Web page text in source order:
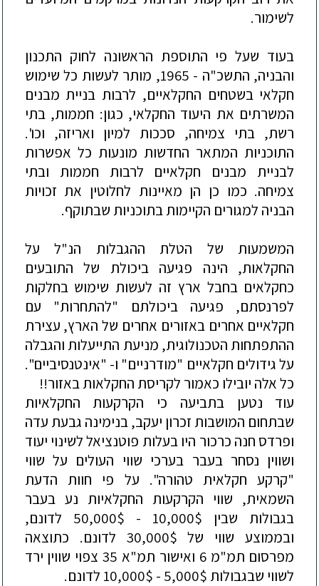
לשימור.
בעוד שעל פי התוספת הראשונה לחוק התכנון
והבניה, התשכ"ה - 1965, מותר לעשות כל שימוש
חקלאי בשטחים החקלאיים, לרבות בניית מבנים
המשרתים את היעוד החקלאי, כגון: חממות, בתי
רשת, בתי צמיחה, סככות למיון ואריזה, וכו'.
התוכניות המתאר החדשות מונעות כל אפשרות
לבניית מבנים חקלאיים לרבות חממות ובתי
צמיחה. כמו כן הן מאיינות לחלוטין את זכויות
הבניה למגורים הקיימות בתוכניות שבתוקף.
המשמעות של הטלת ההגבלות הנ"ל על
החקלאות, הינה פגיעה ביכולת של התובעים
כחקלאים בחבל ארץ זה לעשות שימוש בחלקות
לפרנסתם, פגיעה ביכולתם "להתחרות" עם
חקלאיים אחרים באזורים אחרים של הארץ, עצירת
ההתפתחות הטכנולוגית, מניעת התייעלות והגבלה
על גידולים חקלאיים "מודרניים" ו- "אינטנסיביים".
כל אלה יובילו כאמור לקריסת החקלאות באזור!!
עוד נטען בתביעה כי הקרקעות החקלאיות
שבתחום המושבות זכרון יעקב, בנימינה גבעת עדה
ופרדס חנה כרכור היו בעלות פוטנציאל לשינוי יעוד
ושווין נסחר בעבר בערכי שווי העולים על שווי
"קרקע חקלאית טהורה". על פי חוות הדעת
השמאית, שווי הקרקעות החקלאיות נע בעבר
בגבולות שבין 10,000$ - 50,000$ לדונם,
ובממוצע שווי של 30,000$ לדונם. כתוצאה
מפרסום תמ"מ 6 ואישור תמ"א 35 צפוי שווין ירד
לשווי שבגבולות 5,000$ - 10,000$ לדונם.